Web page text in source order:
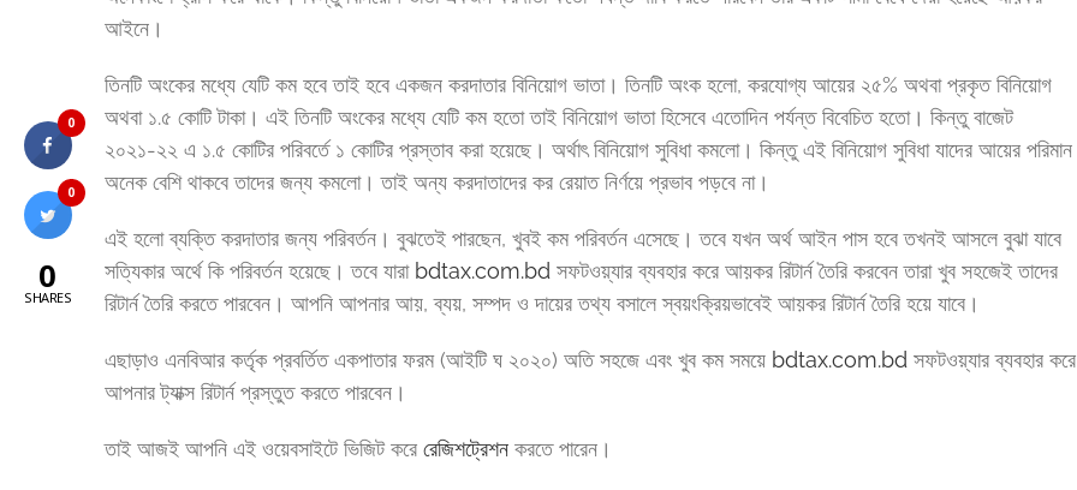
আইনে।
তিনটি অংকের মধ্যে যেটি কম হবে তাই হবে একজন করদাতার বিনিয়োগ ভাতা। তিনটি অংক হলো, করযোগ্য আয়ের ২৫% অথবা প্রকৃত বিনিয়োগ
অথবা ১.৫ কোটি টাকা। এই তিনটি অংকের মধ্যে যেটি কম হতো তাই বিনিয়োগ ভাতা হিসেবে এতোদিন পর্যন্ত বিবেচিত হতো। কিন্তু বাজেট
২০২১-২২ এ ১.৫ কোটির পরিবর্তে ১ কোটির প্রস্তাব করা হয়েছে। অর্থাৎ বিনিয়োগ সুবিধা কমলো। কিন্তু এই বিনিয়োগ সুবিধা যাদের আয়ের পরিমান
অনেক বেশি থাকবে তাদের জন্য কমলো। তাই অন্য করদাতাদের কর রেয়াত নির্ণয়ে প্রভাব পড়বে না।
এই হলো ব্যক্তি করদাতার জন্য পরিবর্তন। বুঝতেই পারছেন, খুবই কম পরিবর্তন এসেছে। তবে যখন অর্থ আইন পাস হবে তখনই আসলে বুঝা যাবে
সত্যিকার অর্থে কি পরিবর্তন হয়েছে। তবে যারা bdtax.com.bd সফটওয়্যার ব্যবহার করে আয়কর রিটার্ন তৈরি করবেন তারা খুব সহজেই তাদের
রিটার্ন তৈরি করতে পারবেন। আপনি আপনার আয়, ব্যয়, সম্পদ ও দায়ের তথ্য বসালে স্বয়ংক্রিয়ভাবেই আয়কর রিটার্ন তৈরি হয়ে যাবে।
এছাড়াও এনবিআর কর্তৃক প্রবর্তিত একপাতার ফরম (আইটি ঘ ২০২০) অতি সহজে এবং খুব কম সময়ে bdtax.com.bd সফটওয়্যার ব্যবহার করে
আপনার ট্যাক্স রিটার্ন প্রস্তুত করতে পারবেন।
তাই আজই আপনি এই ওয়েবসাইটে ভিজিট করে রেজিশট্রেশন করতে পারেন।
0
0
0
SHARES